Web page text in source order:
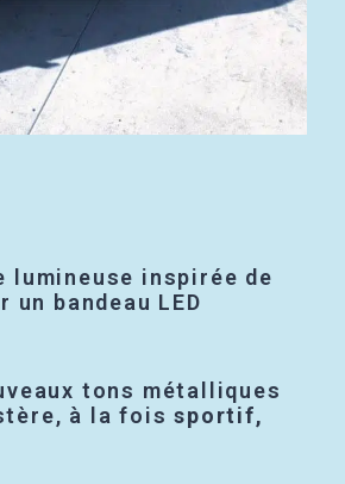
lumineuse inspirée de
bandeau LED
tons métalliques
à la foissportif,